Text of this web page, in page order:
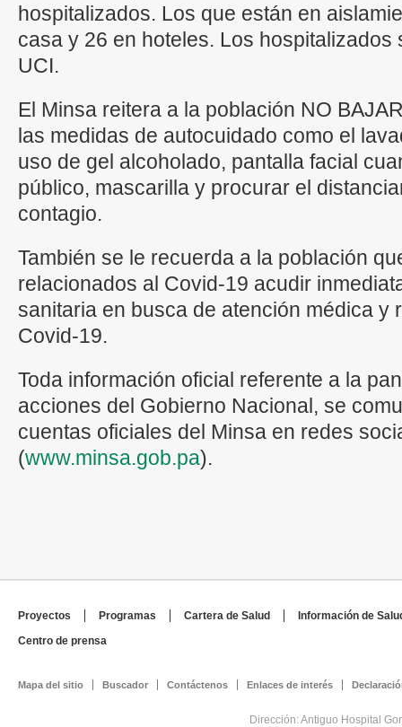
hospitalizados. Los que están en
casa y 26 en hoteles. Los hospitalizados
UCI.
El Minsa reitera a la población NO
las medidas de autocuidado como el
uso de gel alcoholado, pantalla facial
público, mascarilla y procurar el
contagio.
También se le recuerda a la población
relacionados al Covid-19 acudir
sanitaria en busca de atención médica y
Covid-19.
Toda información oficial referente a la
acciones del Gobierno Nacional, se
cuentas oficiales del Minsa en redes
(www.minsa.gob.pa).
Proyectos Programas Cartera de Salud
Información de
Centro de prensa
Mapa del sitio Buscador Contáctenos Enlaces de interés
Dirección: Antiguo Hospital